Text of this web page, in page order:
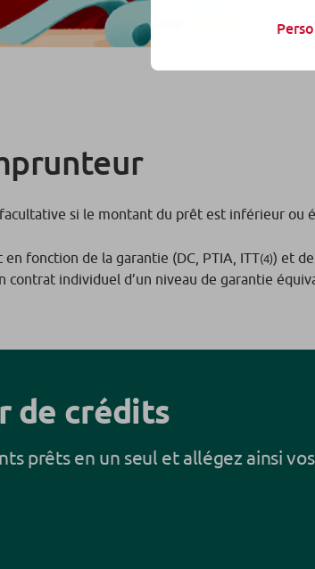
si le montant du prêt est inférieur ou
fonction de la garantie (DC, PTIA, ITT(4)) et
contrat individuel d’un niveau de garantie
de crédits
prêts en un seul et allégez ainsi